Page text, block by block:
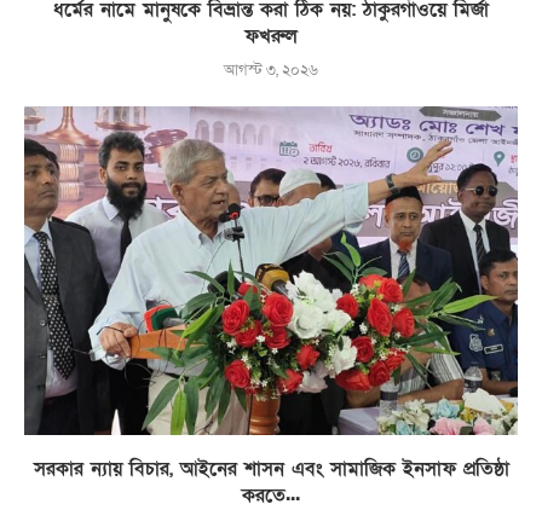
ধর্মের নামে মানুষকে বিভ্রান্ত করা ঠিক নয়: ঠাকুরগাঁওয়ে মির্জা
ফখরুল
আগস্ট ৩, ২০২৬
সরকার ন্যায় বিচার, আইনের শাসন এবং সামাজিক ইনসাফ প্রতিষ্ঠা
করতে...